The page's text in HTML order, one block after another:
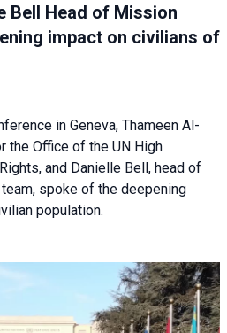
Bell Head of Mission
impact on civilians of
in Geneva, Thameen Al-
the Office of the UN High
and Danielle Bell, head of
team, spoke of the deepening
population.